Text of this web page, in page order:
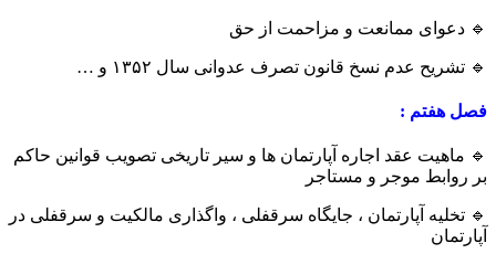
🔹 دعوای ممانعت و مزاحمت از حق
🔹 تشریح عدم نسخ قانون تصرف عدوانی سال ۱۳۵۲ و …
فصل هفتم :
🔹 ماهیت عقد اجاره آپارتمان ها و سیر تاریخی تصویب قوانین حاکم
بر روابط موجر و مستاجر
🔹 تخلیه آپارتمان ، جایگاه سرقفلی ، واگذاری مالکیت و سرقفلی در
آپارتمان